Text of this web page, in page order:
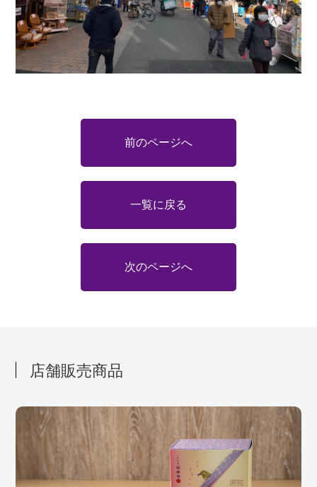
前のページへ
一覧に戻る
次のページへ
店舗販売商品